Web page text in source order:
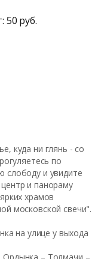
50 руб.
куда ни глянь - со
по
слободу и увидите
и панораму
храмов
московской свечи".
на улице у выхода